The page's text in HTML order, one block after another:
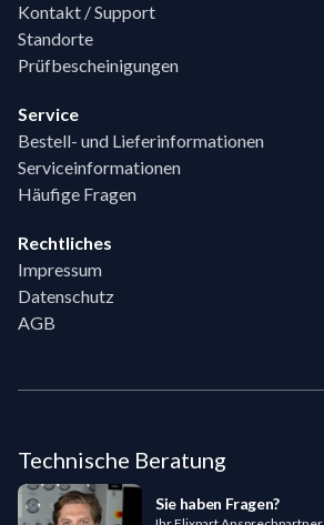
Kontakt / Support
Standorte
Prüfbescheinigungen
Service
Bestell- und Lieferinformationen
Serviceinformationen
Häufige Fragen
Rechtliches
Impressum
Datenschutz
AGB
Technische Beratung
Sie haben Fragen?